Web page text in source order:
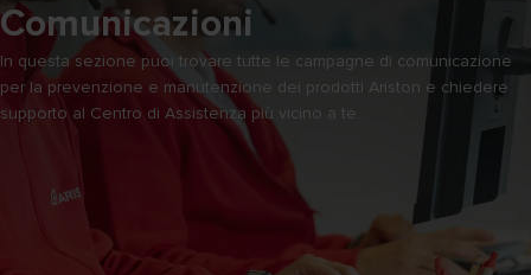
Comunicazioni
In questa sezione puoi trovare tutte le campagne di comunicazione
per la prevenzione e manutenzione dei prodotti Ariston e chiedere
supporto al Centro di Assistenza più vicino a te.